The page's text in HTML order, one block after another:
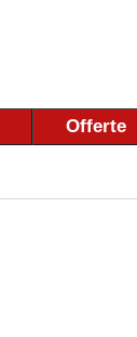
Offerte